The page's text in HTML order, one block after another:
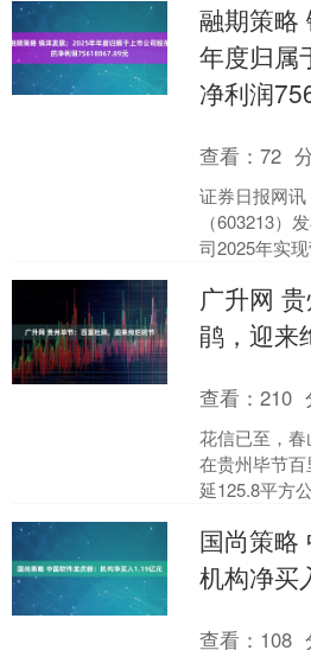
地时间4月13
融期策略
年度归属
净利润
查看：72
证券日报网
（603213）
司2025年实
广升网
鹃，迎来
查看：210
花信已至，春
在贵州毕节
延125.8平方
得像火，露
国尚策略
机构净买
查看： 108